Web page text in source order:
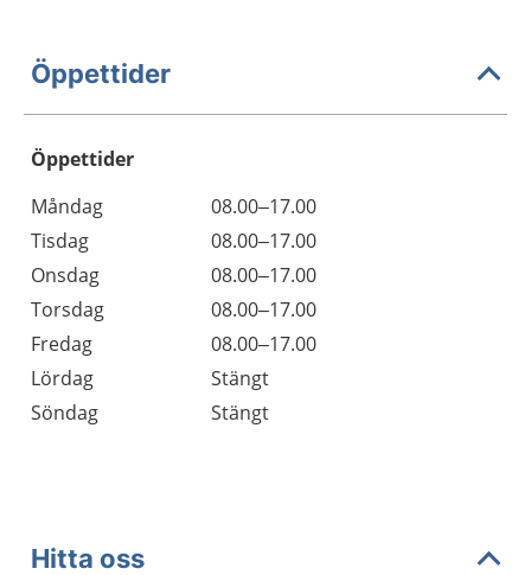
Öppettider
Öppettider
Dag
Öppettider
Kommentarer
Måndag
08.00–17.00
Tisdag
08.00–17.00
Onsdag
08.00–17.00
Torsdag
08.00–17.00
Fredag
08.00–17.00
Lördag
Stängt
Söndag
Stängt
Hitta oss